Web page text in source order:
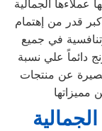
الجمالية
قدر من إهتمام
في جميع
دائماً علي نسبة
قصيرة عن منتجات